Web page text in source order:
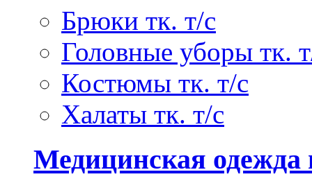
Брюки тк. т/с
Головные уборы тк.
Костюмы тк. т/с
Халаты тк. т/с
Медицинская одежда